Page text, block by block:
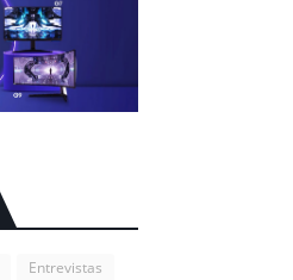
Entrevistas